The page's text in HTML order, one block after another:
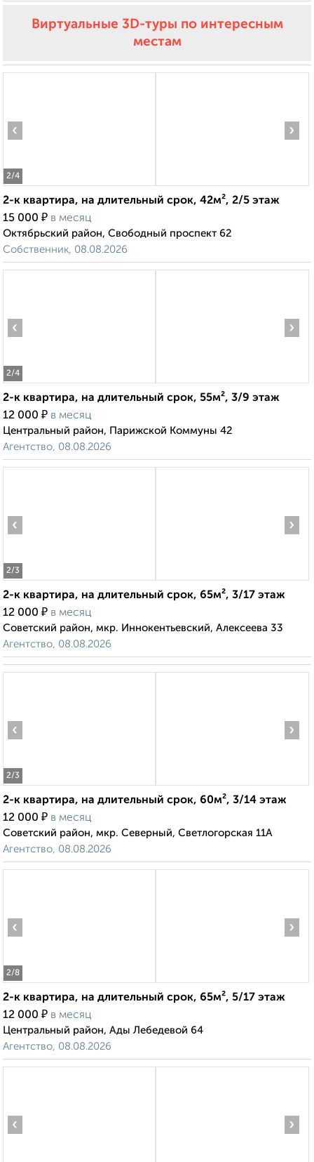
Виртуальные 3D-туры по интересным
местам
2/4
‹ ›
2-к квартира, на длительный срок, 42м², 2/5 этаж
15 000 ₽ в месяц
Октябрьский район, Свободный проспект 62
Собственник, 08.08.2026
2/4
‹ ›
2-к квартира, на длительный срок, 55м², 3/9 этаж
12 000 ₽ в месяц
Центральный район, Парижской Коммуны 42
Агентство, 08.08.2026
2/3
‹ ›
2-к квартира, на длительный срок, 65м², 3/17 этаж
12 000 ₽ в месяц
Советский район, мкр. Иннокентьевский, Алексеева 33
Агентство, 08.08.2026
2/3
‹ ›
2-к квартира, на длительный срок, 60м², 3/14 этаж
12 000 ₽ в месяц
Советский район, мкр. Северный, Светлогорская 11А
Агентство, 08.08.2026
2/8
‹ ›
2-к квартира, на длительный срок, 65м², 5/17 этаж
12 000 ₽ в месяц
Центральный район, Ады Лебедевой 64
Агентство, 08.08.2026
‹ ›